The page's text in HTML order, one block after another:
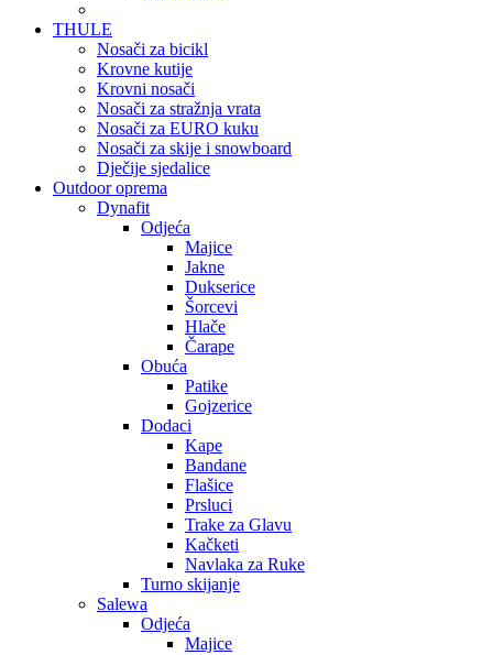
THULE
Nosači za bicikl
Krovne kutije
Krovni nosači
Nosači za stražnja vrata
Nosači za EURO kuku
Nosači za skije i snowboard
Dječije sjedalice
Outdoor oprema
Dynafit
Odjeća
Majice
Jakne
Dukserice
Šorcevi
Hlače
Čarape
Obuća
Patike
Gojzerice
Dodaci
Kape
Bandane
Flašice
Prsluci
Trake za Glavu
Kačketi
Navlaka za Ruke
Turno skijanje
Salewa
Odjeća
Majice